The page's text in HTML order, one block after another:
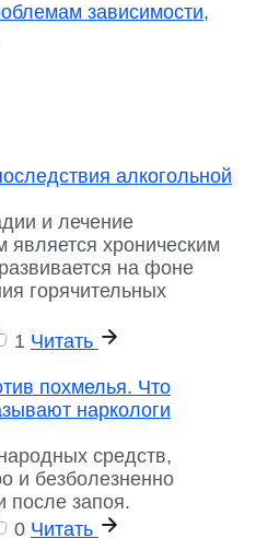
зависимости,
алкогольной
и лечение
является хроническим
на фоне
горячительных
1 Читать
похмелья. Что
наркологи
средств,
и безболезненно
после запоя.
0 Читать